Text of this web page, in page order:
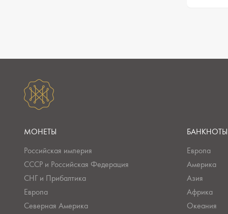
МОНЕТЫ
Российская империя
СССР и Российская Федерация
СНГ и Прибалтика
Европа
Северная Америка
БАНКНОТЫ
Европа
Америка
Азия
Африка
Океания